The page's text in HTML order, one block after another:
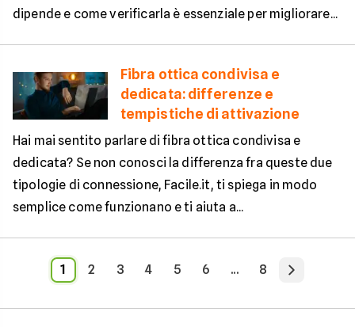
dipende e come verificarla è essenziale per migliorare...
Fibra ottica condivisa e
dedicata: differenze e
tempistiche di attivazione
Hai mai sentito parlare di fibra ottica condivisa e
dedicata? Se non conosci la differenza fra queste due
tipologie di connessione, Facile.it, ti spiega in modo
semplice come funzionano e ti aiuta a...
1 2 3 4 5 6 ... 8